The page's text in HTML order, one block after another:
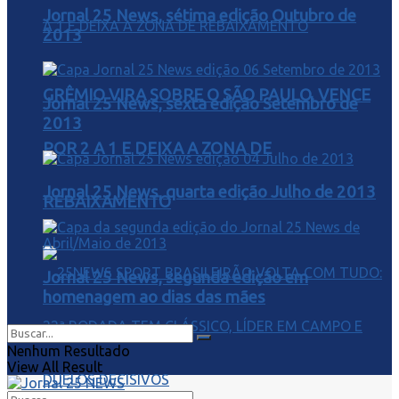
GRÊMIO VIRA SOBRE O SÃO PAULO, VENCE
POR 2 A 1 E DEIXA A ZONA DE
REBAIXAMENTO
Jornal 25 News, sétima edição Outubro de
2013
Jornal 25 News, sexta edição Setembro de
2013
Jornal 25 News, quarta edição Julho de 2013
Jornal 25 News, segunda edição em
homenagem ao dias das mães
Nenhum Resultado
View All Result